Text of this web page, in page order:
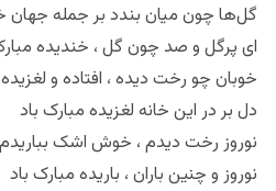
گل‌ها چون میان بندد بر جمله جهان
ای پرگل و صد چون گل ، خندیده
خوبان چو رخت دیده ، افتاده و لغزیده
دل بر در این خانه لغزیده مبارک باد
نوروز رخت دیدم ، خوش اشک بباریدم
نوروز و چنین باران ، باریده مبارک باد